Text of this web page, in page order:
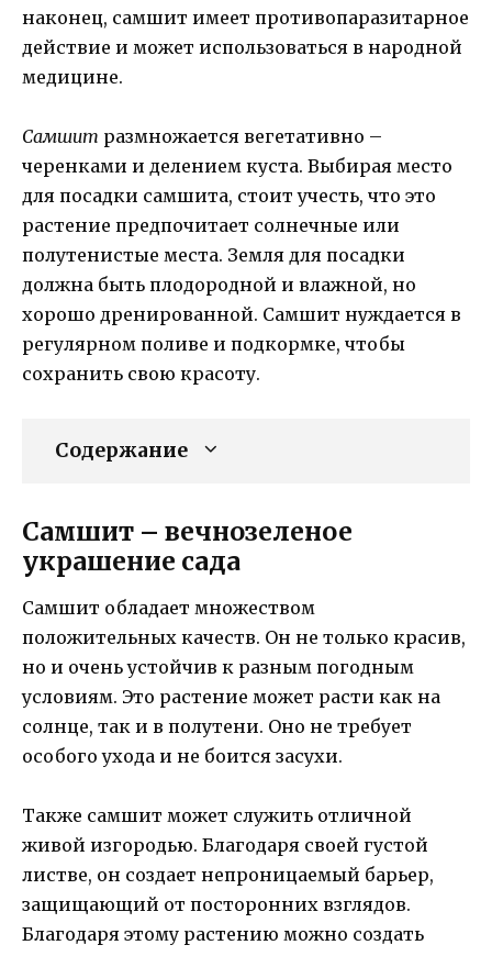
наконец, самшит имеет противопаразитарное
действие и может использоваться в народной
медицине.
Самшит размножается вегетативно –
черенками и делением куста. Выбирая место
для посадки самшита, стоит учесть, что это
растение предпочитает солнечные или
полутенистые места. Земля для посадки
должна быть плодородной и влажной, но
хорошо дренированной. Самшит нуждается в
регулярном поливе и подкормке, чтобы
сохранить свою красоту.
Содержание
Самшит – вечнозеленое
украшение сада
Самшит обладает множеством
положительных качеств. Он не только красив,
но и очень устойчив к разным погодным
условиям. Это растение может расти как на
солнце, так и в полутени. Оно не требует
особого ухода и не боится засухи.
Также самшит может служить отличной
живой изгородью. Благодаря своей густой
листве, он создает непроницаемый барьер,
защищающий от посторонних взглядов.
Благодаря этому растению можно создать